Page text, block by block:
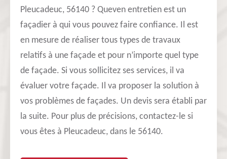
Pleucadeuc, 56140 ? Queven entretien est un
façadier à qui vous pouvez faire confiance. Il est
en mesure de réaliser tous types de travaux
relatifs à une façade et pour n’importe quel type
de façade. Si vous sollicitez ses services, il va
évaluer votre façade. Il va proposer la solution à
vos problèmes de façades. Un devis sera établi par
la suite. Pour plus de précisions, contactez-le si
vous êtes à Pleucadeuc, dans le 56140.